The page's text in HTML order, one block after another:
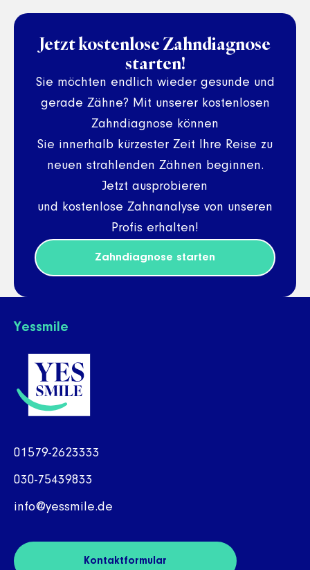
Jetzt kostenlose Zahndiagnose
starten!
Sie möchten endlich wieder gesunde und
gerade Zähne? Mit unserer kostenlosen
Zahndiagnose können
Sie innerhalb kürzester Zeit Ihre Reise zu
neuen strahlenden Zähnen beginnen.
Jetzt ausprobieren
und kostenlose Zahnanalyse von unseren
Profis erhalten!
Zahndiagnose starten
Yessmile
01579-2623333
030-75439833
info@yessmile.de
Kontaktformular